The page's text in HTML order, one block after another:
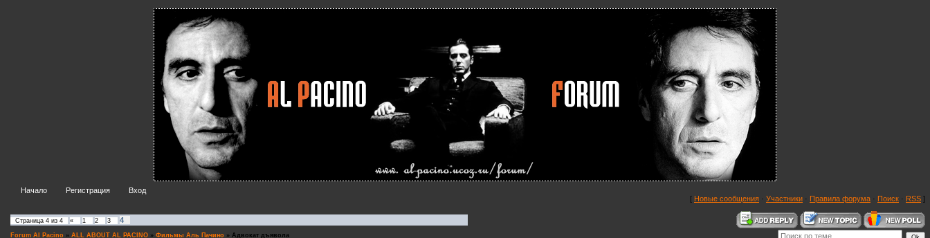
Начало Регистрация
Вход
[ Новые сообщения · Участники · Правила форума · Поиск · RSS ]
Страница 4 из 4 « 1 2 3 4
Forum Al Pacino » ALL ABOUT AL PACINO » Фильмы Аль Пачино » Адвокат дъявола